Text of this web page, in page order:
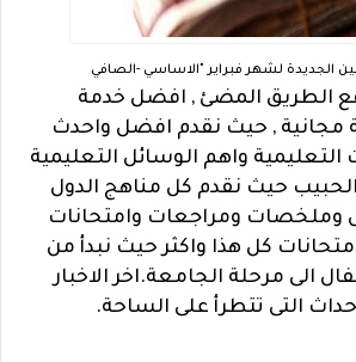
الجديدة لشهر فبراير "الاساسي -الصافي
الطريق المضئ , افضل خدمة
مجانية , حيث نقدم افضل واحدث
التعليمية واهم الوسائل التعليمية
حيث نقدم كل مناهج الدول
وملخصات ومراجعات وامتحانات
كل هذا واكثر حيث نبدأ من
الى مرحلة الجامعة.اخر الاخبار
التى تتطرأ على الساحة.